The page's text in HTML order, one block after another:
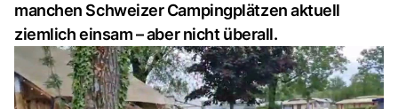
manchen Schweizer Campingplätzen aktuell
ziemlich einsam – aber nicht überall.